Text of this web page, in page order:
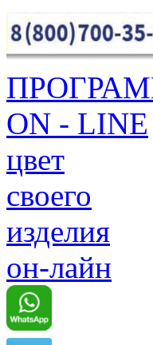
ON - LINE
цвет
своего
изделия
он-лайн